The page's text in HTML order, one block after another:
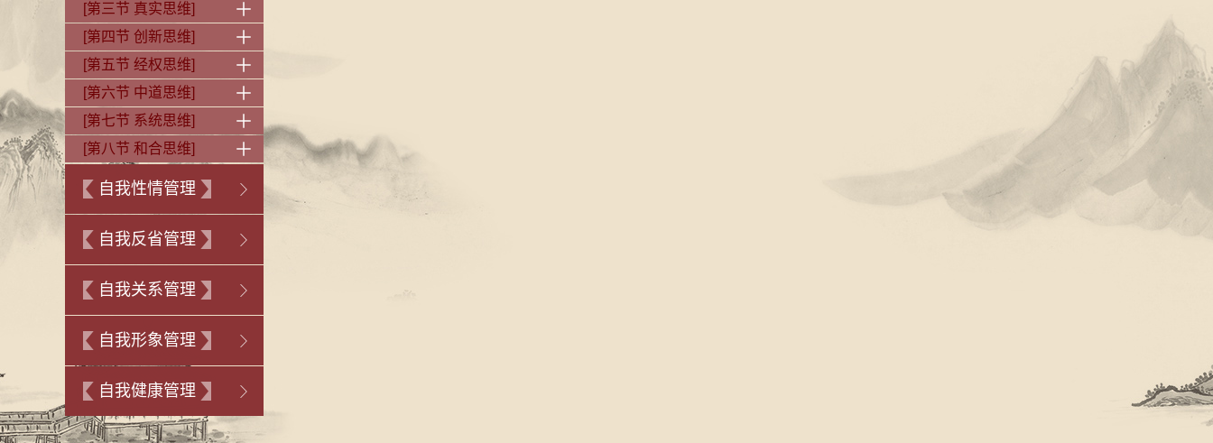
[第三节 真实思维]
[第四节 创新思维]
[第五节 经权思维]
[第六节 中道思维]
[第七节 系统思维]
[第八节 和合思维]
自我性情管理
自我反省管理
自我关系管理
自我形象管理
自我健康管理